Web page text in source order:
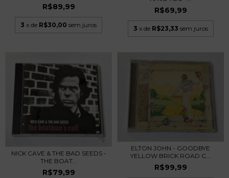
R$89,99
3 x de R$30,00 sem juros
R$69,99
3 x de R$23,33 sem juros
NICK CAVE & THE BAD SEEDS -
THE BOAT...
R$79,99
ELTON JOHN - GOODBYE
YELLOW BRICK ROAD C...
R$99,99